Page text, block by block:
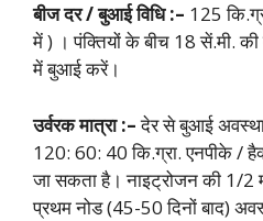
बीज दर / बुआई विधि :– 125
में ) । पंक्तियों के बीच 18 सें.मी.
में बुआई करें।
उर्वरक मात्रा :–देर से बुआई अवस्था
120: 60: 40 कि.ग्रा. एनपीके /
जा सकता है। नाइट्रोजन की 1/2
प्रथम नोड (45-50 दिनों बाद)